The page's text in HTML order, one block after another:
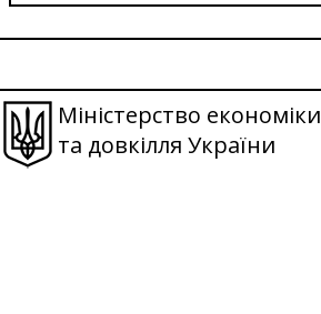
Міністерство економіки
та довкілля України